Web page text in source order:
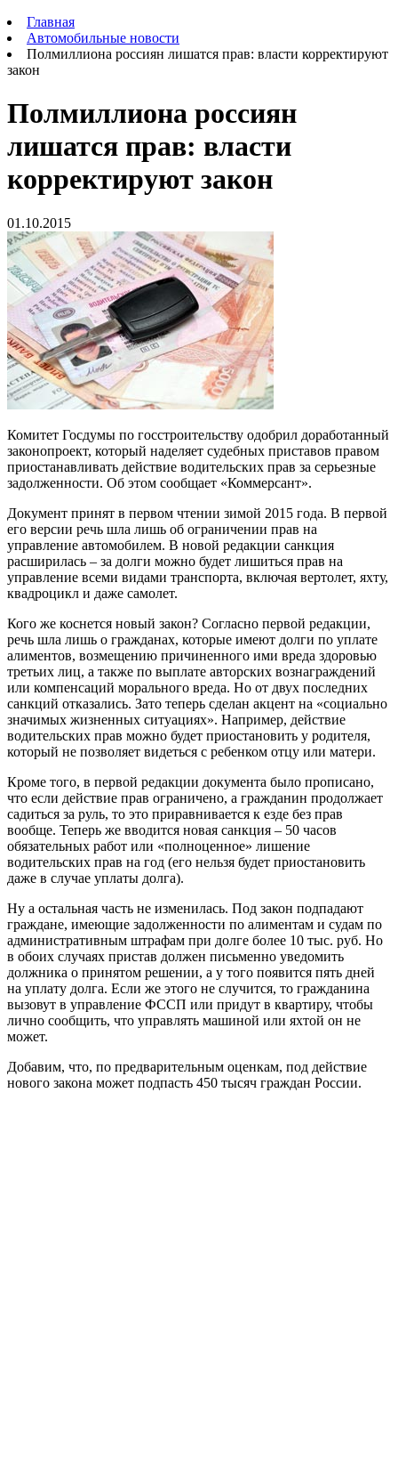
Главная
Автомобильные новости
Полмиллиона россиян лишатся прав: власти корректируют
закон
Полмиллиона россиян
лишатся прав: власти
корректируют закон
01.10.2015
Комитет Госдумы по госстроительству одобрил доработанный
законопроект, который наделяет судебных приставов правом
приостанавливать действие водительских прав за серьезные
задолженности. Об этом сообщает «Коммерсант».
Документ принят в первом чтении зимой 2015 года. В первой
его версии речь шла лишь об ограничении прав на
управление автомобилем. В новой редакции санкция
расширилась – за долги можно будет лишиться прав на
управление всеми видами транспорта, включая вертолет, яхту,
квадроцикл и даже самолет.
Кого же коснется новый закон? Согласно первой редакции,
речь шла лишь о гражданах, которые имеют долги по уплате
алиментов, возмещению причиненного ими вреда здоровью
третьих лиц, а также по выплате авторских вознаграждений
или компенсаций морального вреда. Но от двух последних
санкций отказались. Зато теперь сделан акцент на «социально
значимых жизненных ситуациях». Например, действие
водительских прав можно будет приостановить у родителя,
который не позволяет видеться с ребенком отцу или матери.
Кроме того, в первой редакции документа было прописано,
что если действие прав ограничено, а гражданин продолжает
садиться за руль, то это приравнивается к езде без прав
вообще. Теперь же вводится новая санкция – 50 часов
обязательных работ или «полноценное» лишение
водительских прав на год (его нельзя будет приостановить
даже в случае уплаты долга).
Ну а остальная часть не изменилась. Под закон подпадают
граждане, имеющие задолженности по алиментам и судам по
административным штрафам при долге более 10 тыс. руб. Но
в обоих случаях пристав должен письменно уведомить
должника о принятом решении, а у того появится пять дней
на уплату долга. Если же этого не случится, то гражданина
вызовут в управление ФССП или придут в квартиру, чтобы
лично сообщить, что управлять машиной или яхтой он не
может.
Добавим, что, по предварительным оценкам, под действие
нового закона может подпасть 450 тысяч граждан России.